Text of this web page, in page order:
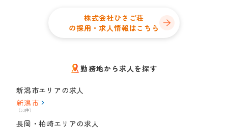
株式会社ひさご荘
の採用・求人情報はこちら
勤務地から求人を探す
新潟市エリアの求人
新潟市
（53件）
長岡・柏崎エリアの求人